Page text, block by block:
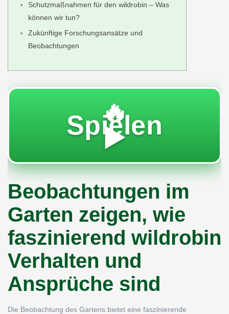
Schutzmaßnahmen für den wildrobin – Was
können wir tun?
Zukünftige Forschungsansätze und
Beobachtungen
🔥
Spielen
▶️
Beobachtungen im
Garten zeigen, wie
faszinierend wildrobin
Verhalten und
Ansprüche sind
Die Beobachtung des Gartens bietet eine faszinierende